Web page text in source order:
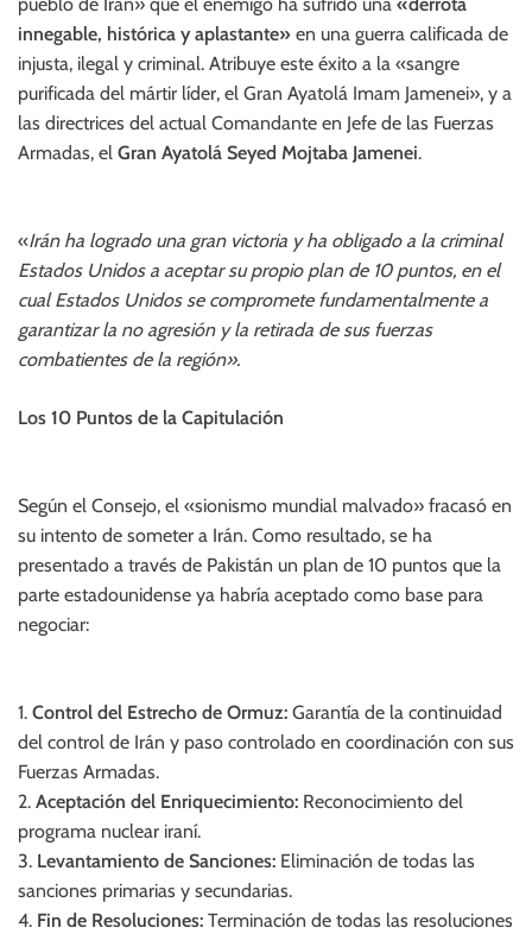
pueblo de Irán» que el enemigo ha sufrido una «derrota
innegable, histórica y aplastante» en una guerra calificada de
injusta, ilegal y criminal. Atribuye este éxito a la «sangre
purificada del mártir líder, el Gran Ayatolá Imam Jamenei», y a
las directrices del actual Comandante en Jefe de las Fuerzas
Armadas, el Gran Ayatolá Seyed Mojtaba Jamenei.
«Irán ha logrado una gran victoria y ha obligado a la criminal
Estados Unidos a aceptar su propio plan de 10 puntos, en el
cual Estados Unidos se compromete fundamentalmente a
garantizar la no agresión y la retirada de sus fuerzas
combatientes de la región».
Los 10 Puntos de la Capitulación
Según el Consejo, el «sionismo mundial malvado» fracasó en
su intento de someter a Irán. Como resultado, se ha
presentado a través de Pakistán un plan de 10 puntos que la
parte estadounidense ya habría aceptado como base para
negociar:
1. Control del Estrecho de Ormuz: Garantía de la continuidad
del control de Irán y paso controlado en coordinación con sus
Fuerzas Armadas.
2. Aceptación del Enriquecimiento: Reconocimiento del
programa nuclear iraní.
3. Levantamiento de Sanciones: Eliminación de todas las
sanciones primarias y secundarias.
4. Fin de Resoluciones: Terminación de todas las resoluciones